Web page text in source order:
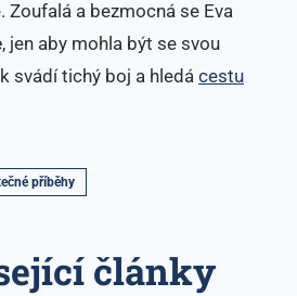
Zoufalá a bezmocná se Eva
, jen aby mohla být se svou
svádí tichý boj a hledá cestu
příběhy
články